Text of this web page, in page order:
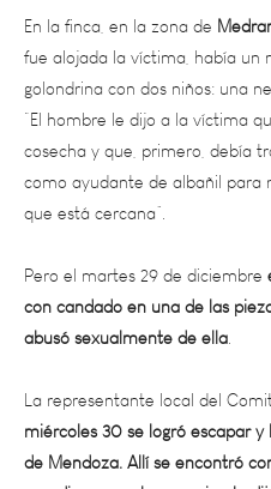
golondrina con dos niños:
“El hombre le dijo a la
cosecha y que, primero,
como ayudante de albañil
que está cercana”.
Pero el martes 29 de diciembre
con candado en una de las
abusó sexualmente de ella.
La representante local del
miércoles 30 se logró
de Mendoza. Allí se encontró
guardia en ese lugar, quien